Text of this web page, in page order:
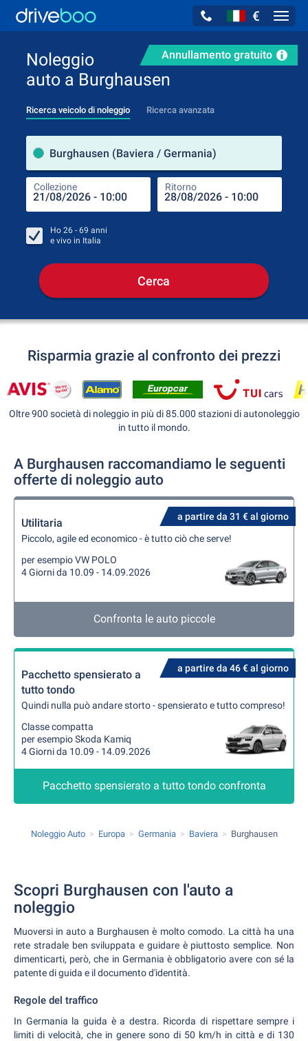
€
Annullamento gratuito
Noleggio
auto a Burghausen
Ricerca veicolo di noleggio Ricerca avanzata
Burghausen (Baviera / Germania)
Collezione Ritorno
Ho 26 - 69 anni
e vivo in Italia
Cerca
Risparmia grazie al confronto dei prezzi
Oltre 900 società di noleggio in più di 85.000 stazioni di autonoleggio
in tutto il mondo.
A Burghausen raccomandiamo le seguenti
offerte di noleggio auto
a partire da 31 € al giorno
Utilitaria
Piccolo, agile ed economico - è tutto ciò che serve!
per esempio VW POLO
4 Giorni da 10.09 - 14.09.2026
Confronta le auto piccole
a partire da 46 € al giorno
Pacchetto spensierato a
tutto tondo
Quindi nulla può andare storto - spensierato e tutto compreso!
Classe compatta
per esempio Skoda Kamiq
4 Giorni da 10.09 - 14.09.2026
Pacchetto spensierato a tutto tondo confronta
Noleggio Auto Europa Germania Baviera Burghausen
Scopri Burghausen con l'auto a
noleggio
Muoversi in auto a Burghausen è molto comodo. La città ha una
rete stradale ben sviluppata e guidare è piuttosto semplice. Non
dimenticarti, però, che in Germania è obbligatorio avere con sé la
patente di guida e il documento d'identità.
Regole del traffico
In Germania la guida è a destra. Ricorda di rispettare sempre i
limiti di velocità, che in genere sono di 50 km/h in città e di 130